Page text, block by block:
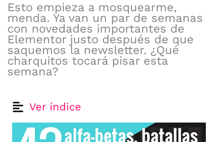
Esto empieza a mosquearme,
menda. Ya van un par de semanas
con novedades importantes de
Elementor justo después de que
saquemos la newsletter. ¿Qué
charquitos tocará pisar esta
semana?
Ver índice